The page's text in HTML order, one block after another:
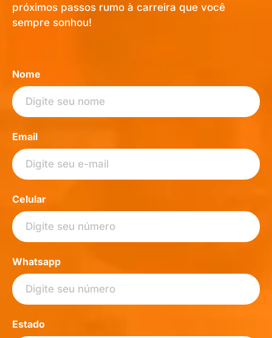
próximos passos rumo à carreira que você
sempre sonhou!
Nome
Email
Celular
Whatsapp
Estado